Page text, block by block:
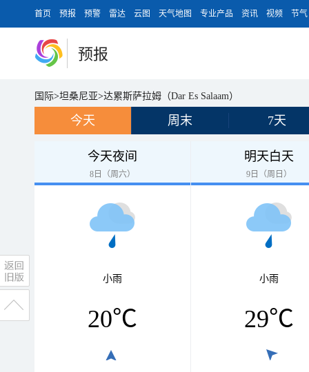
首页 预报 预警 雷达 云图 天气地图 专业产品 资讯 视频 节气
预报
国际>坦桑尼亚>达累斯萨拉姆（Dar Es Salaam）
今天 周末 7天
今天夜间
8日（周六）
小雨
20℃
明天白天
9日（周日）
小雨
29℃